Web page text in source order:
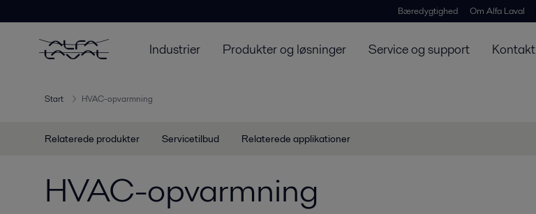
Bæredygtighed Om Alfa Laval
Industrier Produkter og løsninger Service og support Kontakt
Start HVAC-opvarmning
Relaterede produkter Servicetilbud Relaterede applikationer
HVAC-opvarmning